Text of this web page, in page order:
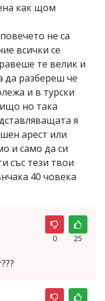
как щом
не са
всички се
те велик и
да разбереш че
и в турски
но така
я
арест или
и само да си
със тези твои
40 човека
0 25